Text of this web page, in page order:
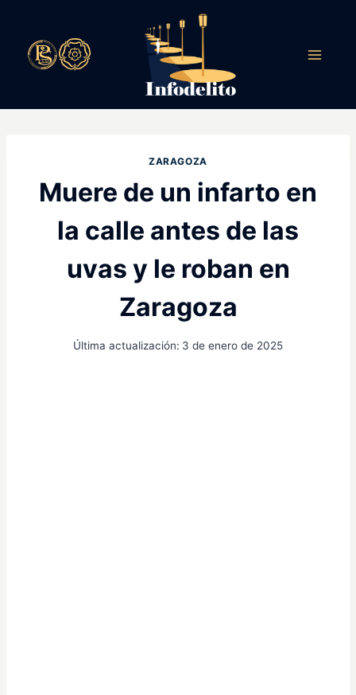
contenido
ZARAGOZA
Muere de un infarto en
la calle antes de las
uvas y le roban en
Zaragoza
Última actualización: 3 de enero de 2025